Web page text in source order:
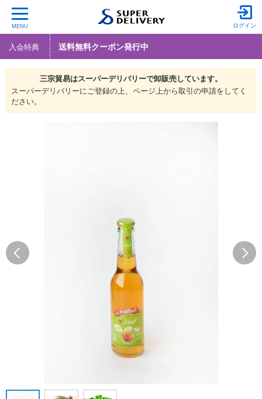
MENU ログイン
入会特典 送料無料クーポン発行中
三宗貿易はスーパーデリバリーで卸販売しています。
スーパーデリバリーにご登録の上、ページ上から取引の申請をしてく
ださい。